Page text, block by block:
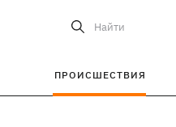
Найти
ПРОИСШЕСТВИЯ